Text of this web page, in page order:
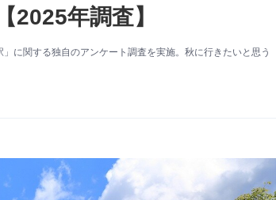
2025年調査】
に関する独自のアンケート調査を実施。秋に行きたいと思う